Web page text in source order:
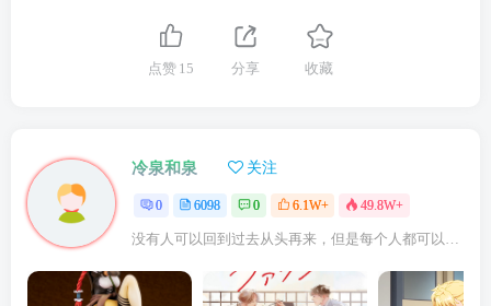
点赞 15 分享 收藏
冷泉和泉 关注
0 6098 0 6.1W+ 49.8W+
没有人可以回到过去从头再来，但是每个人都可以从今天开始，创造一个全新的结局